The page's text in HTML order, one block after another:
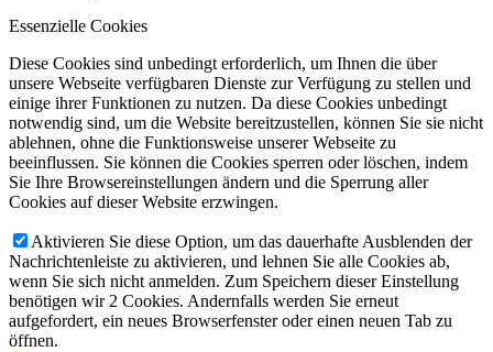
Essenzielle Cookies
Diese Cookies sind unbedingt erforderlich, um Ihnen die über
unsere Webseite verfügbaren Dienste zur Verfügung zu stellen und
einige ihrer Funktionen zu nutzen. Da diese Cookies unbedingt
notwendig sind, um die Website bereitzustellen, können Sie sie nicht
ablehnen, ohne die Funktionsweise unserer Webseite zu
beeinflussen. Sie können die Cookies sperren oder löschen, indem
Sie Ihre Browsereinstellungen ändern und die Sperrung aller
Cookies auf dieser Website erzwingen.
Aktivieren Sie diese Option, um das dauerhafte Ausblenden der
Nachrichtenleiste zu aktivieren, und lehnen Sie alle Cookies ab,
wenn Sie sich nicht anmelden. Zum Speichern dieser Einstellung
benötigen wir 2 Cookies. Andernfalls werden Sie erneut
aufgefordert, ein neues Browserfenster oder einen neuen Tab zu
öffnen.